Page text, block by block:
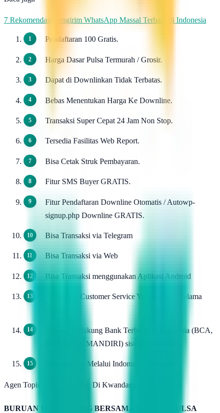
7 Rekomendasi Pengirim WhatsApp Massal Terbaik di Indonesia
Pendaftaran 100 Gratis.
Harga Dasar Pulsa Termurah / Grosir.
Dapat di Downlinkan Tidak Terbatas.
Bebas Menentukan Harga Ke Downline.
Transaksi Super Cepat 24 Jam Non Stop.
Tersedia Fasilitas Web Report.
Bisa Cetak Struk Pembayaran.
Fitur SMS Buyer GRATIS.
Fitur Pendaftaran Downline Otomatis / Autowp-
signup.php Downline GRATIS.
Bisa Transaksi via Telegram
Bisa Transaksi via Web
Bisa Transaksi menggunakan Aplikasi Android
Dukungan Customer Service Yang Handal Selama
Deposit Didukung Bank Terbesar di Indonesia (BCA,
BNI, BRI & MANDIRI) sistem Otomatis.
Bisa Deposit Melalui Indomaret / Alfamart.
Agen Topindo Pulsa Murah Di Kwandang
BURUAN BERGABUNG BERSAMA SERVER PULSA